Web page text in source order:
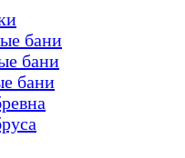
бани
бани
бани